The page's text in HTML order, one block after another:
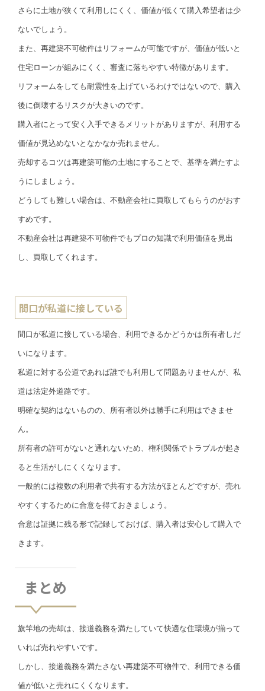
さらに土地が狭くて利用しにくく、価値が低くて購入希望者は少
ないでしょう。
また、再建築不可物件はリフォームが可能ですが、価値が低いと
住宅ローンが組みにくく、審査に落ちやすい特徴があります。
リフォームをしても耐震性を上げているわけではないので、購入
後に倒壊するリスクが大きいのです。
購入者にとって安く入手できるメリットがありますが、利用する
価値が見込めないとなかなか売れません。
売却するコツは再建築可能の土地にすることで、基準を満たすよ
うにしましょう。
どうしても難しい場合は、不動産会社に買取してもらうのがおす
すめです。
不動産会社は再建築不可物件でもプロの知識で利用価値を見出
し、買取してくれます。
間口が私道に接している
間口が私道に接している場合、利用できるかどうかは所有者しだ
いになります。
私道に対する公道であれば誰でも利用して問題ありませんが、私
道は法定外道路です。
明確な契約はないものの、所有者以外は勝手に利用はできませ
ん。
所有者の許可がないと通れないため、権利関係でトラブルが起き
ると生活がしにくくなります。
一般的には複数の利用者で共有する方法がほとんどですが、売れ
やすくするために合意を得ておきましょう。
合意は証拠に残る形で記録しておけば、購入者は安心して購入で
きます。
まとめ
旗竿地の売却は、接道義務を満たしていて快適な住環境が揃って
いれば売れやすいです。
しかし、接道義務を満たさない再建築不可物件で、利用できる価
値が低いと売れにくくなります。